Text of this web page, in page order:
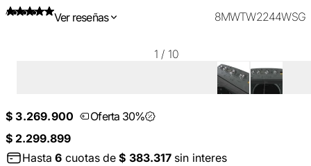
Ver reseñas 8MWTW2244WSG
1 / 10
$ 3.269.900
Oferta 30%
$ 2.299.899
Hasta6 cuotas de$ 383.317 sin interes